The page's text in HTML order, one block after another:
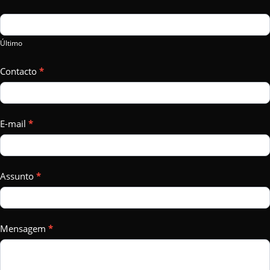
Último
Contacto *
E-mail *
Assunto *
Mensagem *
this
blank.